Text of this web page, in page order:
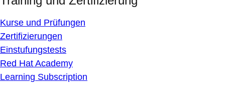
Kurse und Prüfungen
Zertifizierungen
Einstufungstests
Red Hat Academy
Learning Subscription